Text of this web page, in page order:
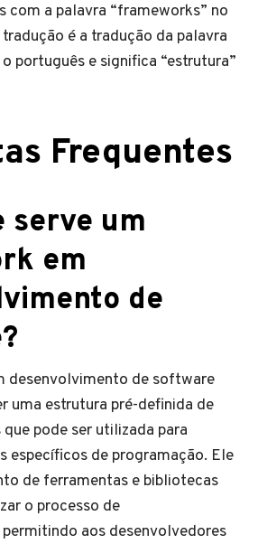
com a palavra “frameworks” no
é a tradução da palavra
português e significa “estrutura”
Frequentes
serve um
em
de
desenvolvimento de software
uma estrutura pré-definida de
pode ser utilizada para
específicos de programação. Ele
de ferramentas e bibliotecas
o processo de
aos desenvolvedores